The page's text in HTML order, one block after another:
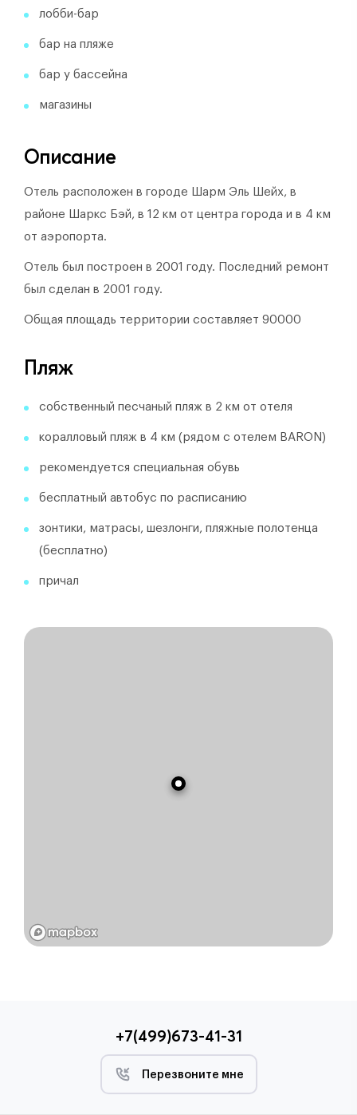
лобби-бар
бар на пляже
бар у бассейна
магазины
Описание
Отель расположен в городе Шарм Эль Шейх, в
районе Шаркс Бэй, в 12 км от центра города и в 4 км
от аэропорта.
Отель был построен в 2001 году.
Последний ремонт
был сделан в 2001 году.
Общая площадь территории составляет 90000
Пляж
собственный песчаный пляж в 2 км от отеля
коралловый пляж в 4 км (рядом с отелем BARON)
рекомендуется специальная обувь
бесплатный автобус по расписанию
зонтики, матрасы, шезлонги, пляжные полотенца
(бесплатно)
причал
+7(499)673-41-31
Перезвоните мне